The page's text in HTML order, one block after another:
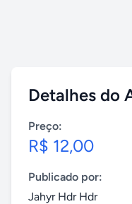
Detalhes do
Preço:
R$ 12,00
Publicado por:
Jahyr Hdr Hdr